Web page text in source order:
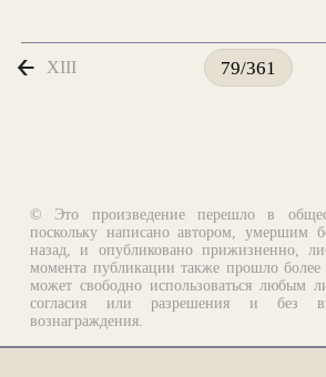
XIII 79/361
© Это произведение перешло в
поскольку написано автором, умершим
назад, и опубликовано прижизненно,
момента публикации также прошло более
может свободно использоваться любым
согласия или разрешения и без
вознаграждения.